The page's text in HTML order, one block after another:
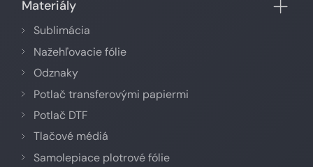
Materiály
Sublimácia
Nažehľovacie fólie
Odznaky
Potlač transferovými papiermi
Potlač DTF
Tlačové médiá
Samolepiace plotrové fólie